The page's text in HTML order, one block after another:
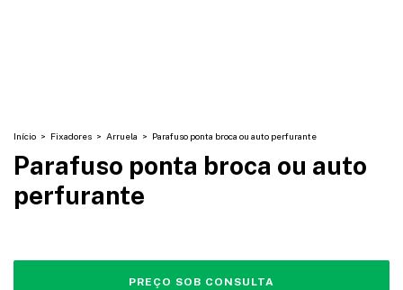
Início > Fixadores > Arruela > Parafuso ponta broca ou auto perfurante
Parafuso ponta broca ou auto
perfurante